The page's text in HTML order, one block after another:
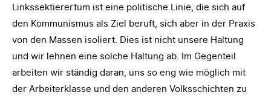
Linkssektierertum ist eine politische Linie, die sich auf
den Kommunismus als Ziel beruft, sich aber in der Praxis
von den Massen isoliert. Dies ist nicht unsere Haltung
und wir lehnen eine solche Haltung ab. Im Gegenteil
arbeiten wir ständig daran, uns so eng wie möglich mit
der Arbeiterklasse und den anderen Volksschichten zu